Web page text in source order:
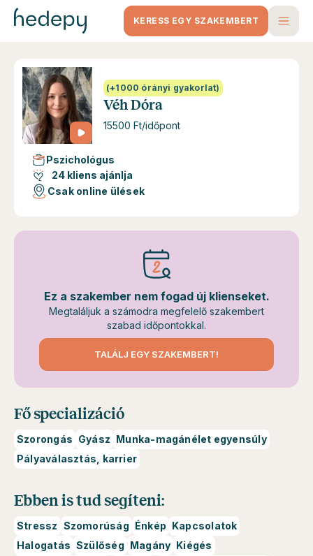
KERESS EGY SZAKEMBERT
(+1000 órányi gyakorlat)
Véh Dóra
15500 Ft/időpont
Pszichológus
24 kliens ajánlja
Csak online ülések
Ez a szakember nem fogad új klienseket.
Megtaláljuk a számodra megfelelő szakembert
szabad időpontokkal.
TALÁLJ EGY SZAKEMBERT!
Fő specializáció
Szorongás Gyász Munka-magánélet egyensúly
Pályaválasztás, karrier
Ebben is tud segíteni:
Stressz Szomorúság Énkép Kapcsolatok
Halogatás Szülőség Magány Kiégés